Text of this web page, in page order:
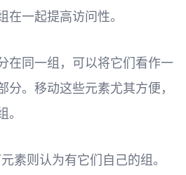
一起提高访问性。
在同一组，可以将它们看作一
分。移动这些元素尤其方便，
素则认为有它们自己的组。